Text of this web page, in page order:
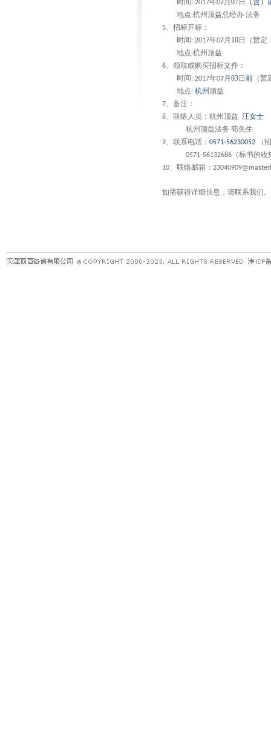
时间 : 2017年07月 07日
（含）
地点:杭州顶益总经办 法务
5、招标开标：
时间 : 2017年07月 10日（暂定
地点:杭州顶益
6、领取或购买招标文件：
时间 : 2017年07月 03日 前 （
地点: 杭州顶益
7、备注：
8、联络人员：杭州顶益 汪女士
杭州顶益法务 苟先生
9、联系电话： 0571-56230052 （
0571-56132686 （标书的收
10、联络邮箱：
如需获得详细信息，请联系我们。